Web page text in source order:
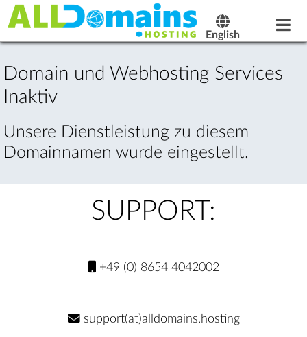
English
Domain und Webhosting Services
Inaktiv
Unsere Dienstleistung zu diesem
Domainnamen wurde eingestellt.
SUPPORT:
+49 (0) 8654 4042002
support(at)alldomains.hosting